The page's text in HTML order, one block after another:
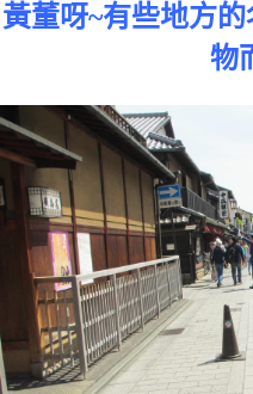
黃董呀~有些地方
物